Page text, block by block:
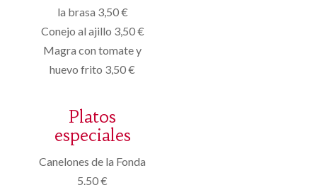
la brasa 3,50 €
Conejo al ajillo 3,50 €
Magra con tomate y
huevo frito 3,50 €
Platos
especiales
Canelones de la Fonda
5.50 €